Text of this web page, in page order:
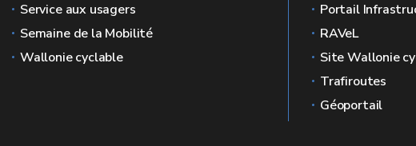
Service aux usagers
Semaine de la Mobilité
Wallonie cyclable
Portail
RAVeL
Site Wallonie
Trafiroutes
Géoportail